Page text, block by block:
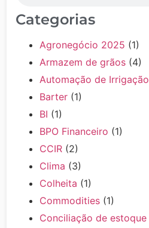
Categorias
Agronegócio 2025 (1)
Armazem de grãos (4)
Automação de Irrigação
Barter (1)
BI (1)
BPO Financeiro (1)
CCIR (2)
Clima (3)
Colheita (1)
Commodities (1)
Conciliação de estoque